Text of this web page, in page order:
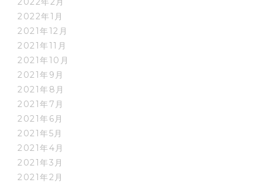
2022年1月
2021年12月
2021年11月
2021年10月
2021年9月
2021年8月
2021年7月
2021年6月
2021年5月
2021年4月
2021年3月
2021年2月